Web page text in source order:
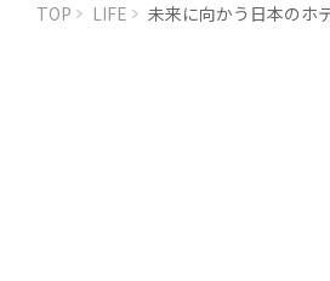
TOP LIFE 未来に向かう日本のホ